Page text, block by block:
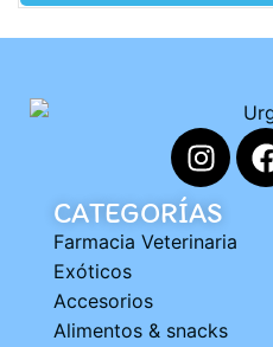
CATEGORÍAS
Farmacia Veterinaria
Exóticos
Accesorios
Alimentos & snacks